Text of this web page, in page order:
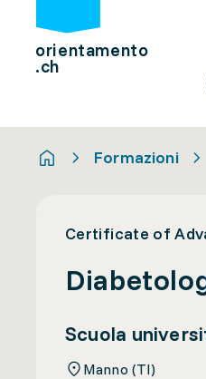
orientamento
.ch
Formazioni
Certificate of
Scuola
Manno (TI)